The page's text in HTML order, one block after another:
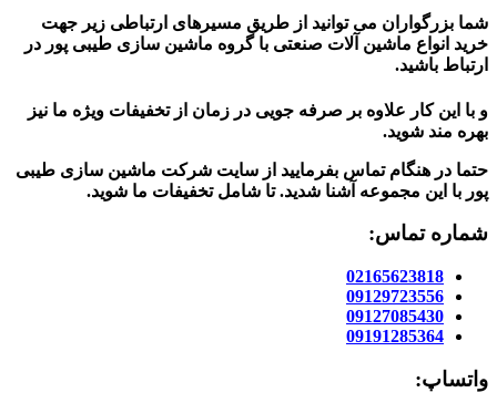
شما بزرگواران می توانید از طریق مسیرهای ارتباطی زیر جهت
خرید انواع ماشین آلات صنعتی با گروه ماشین سازی طیبی پور در
ارتباط باشید.
و با این کار علاوه بر صرفه جویی در زمان از تخفیفات ویژه ما نیز
بهره مند شوید.
حتما در هنگام تماس بفرمایید از سایت شرکت ماشین سازی طیبی
پور با این مجموعه آشنا شدید. تا شامل تخفیفات ما شوید.
شماره تماس:
02165623818
09129723556
09127085430
09191285364
واتساپ: